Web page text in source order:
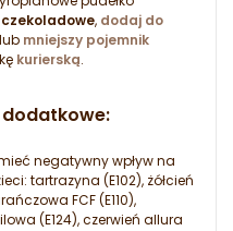
, dodaj do
lub mniejszy pojemnik
kurierską.
negatywny wpływ na
tartrazyna (E102), żółcień
FCF (E110),
(E124), czerwień allura